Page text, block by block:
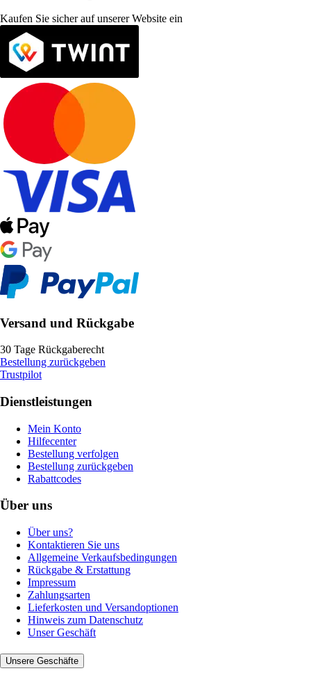
Kaufen Sie sicher auf unserer Website ein
Versand und Rückgabe
30 Tage Rückgaberecht
Bestellung zurückgeben
Trustpilot
Dienstleistungen
Mein Konto
Hilfecenter
Bestellung verfolgen
Bestellung zurückgeben
Rabattcodes
Über uns
Über uns?
Kontaktieren Sie uns
Allgemeine Verkaufsbedingungen
Rückgabe & Erstattung
Impressum
Zahlungsarten
Lieferkosten und Versandoptionen
Hinweis zum Datenschutz
Unser Geschäft
Unsere Geschäfte